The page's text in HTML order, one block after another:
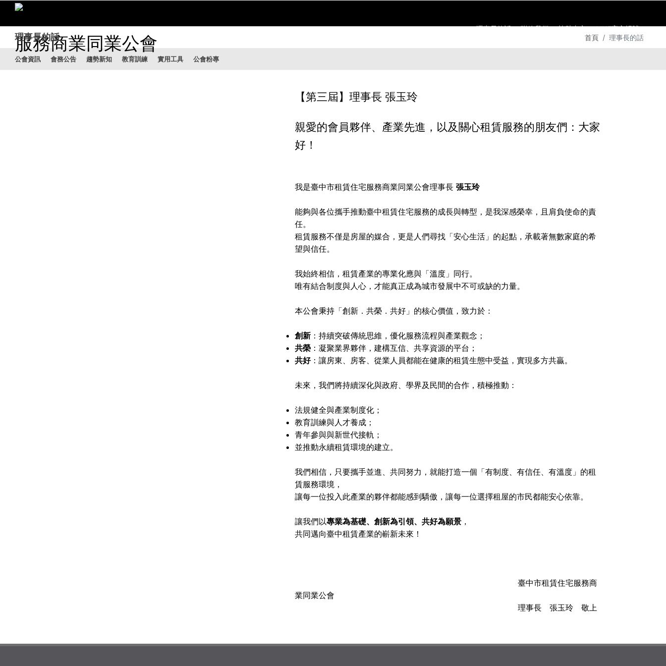
理事長的話 聯絡我們 協助中心 ​LINE官方帳號
理事長的話 首頁 理事長的話
公會資訊 會務公告 趨勢新知 教育訓練 實用工具 公會粉專
【第三屆】理事長 張玉玲
親愛的會員夥伴、產業先進，以及關心租賃服務的朋友們：大家
好！
我是臺中市租賃住宅服務商業同業公會理事長 張玉玲
能夠與各位攜手推動臺中租賃住宅服務的成長與轉型，是我深感榮幸，且肩負使命的責
任。
租賃服務不僅是房屋的媒合，更是人們尋找「安心生活」的起點，承載著無數家庭的希
望與信任。
我始終相信，租賃產業的專業化應與「溫度」同行。
唯有結合制度與人心，才能真正成為城市發展中不可或缺的力量。
本公會秉持「創新．共榮．共好」的核心價值，致力於：
創新：持續突破傳統思維，優化服務流程與產業觀念；
共榮：凝聚業界夥伴，建構互信、共享資源的平台；
共好：讓房東、房客、從業人員都能在健康的租賃生態中受益，實現多方共贏。
未來，我們將持續深化與政府、學界及民間的合作，積極推動：
法規健全與產業制度化；
教育訓練與人才養成；
青年參與與新世代接軌；
並推動永續租賃環境的建立。
我們相信，只要攜手並進、共同努力，就能打造一個「有制度、有信任、有溫度」的租
賃服務環境，
讓每一位投入此產業的夥伴都能感到驕傲，讓每一位選擇租屋的市民都能安心依靠。
讓我們以專業為基礎、創新為引領、共好為願景，
共同邁向臺中租賃產業的嶄新未來！
臺中市租賃住宅服務商
業同業公會
理事長 張玉玲 敬上